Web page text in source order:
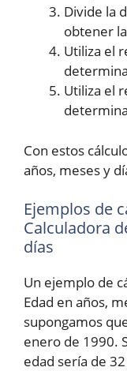
Divide la
obtener
Utiliza el
Utiliza el
Con estos
años, meses y
Ejemplos de
Calculadora
días
Un ejemplo de
Edad en años,
supongamos
enero de 1990.
edad sería de